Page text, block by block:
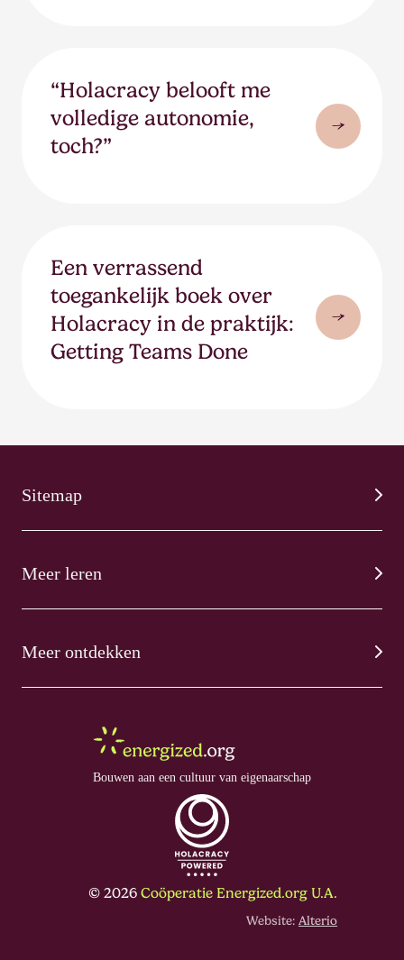
“Holacracy belooft me
volledige autonomie,
toch?”
Een verrassend
toegankelijk boek over
Holacracy in de praktijk:
Getting Teams Done
Sitemap
Meer leren
Meer ontdekken
Bouwen aan een cultuur van eigenaarschap
© 2026 Coöperatie Energized.org U.A.
Website: Alterio